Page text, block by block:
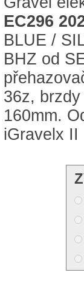
EC296
BLUE /
BHZ od
36z,
160mm.
iGravelx II